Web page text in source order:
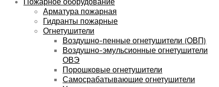
Арматура пожарная
Гидранты пожарные
Огнетушители
Воздушно-пенные огнетушители (ОВП)
Воздушно-эмульсионные огнетушители
ОВЭ
Порошковые огнетушители
Самосрабатывающие огнетушители